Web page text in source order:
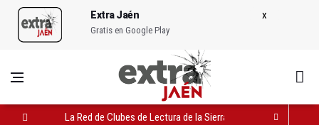
Extra Jaén
Gratis en Google Play
La Red de Clubes de Lectura de la Sierra Sur se reúne en Jaén